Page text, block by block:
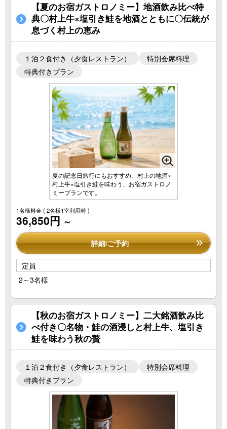
【夏のお宿ガストロノミー】地酒飲み比べ特
典〇村上牛×塩引き鮭を地酒とともに〇伝統が
息づく村上の恵み
１泊２食付き（夕食レストラン）
特別会席料理
特典付きプラン
夏の記念日旅行にもおすすめ。村上の地酒×
村上牛×塩引き鮭を味わう、お宿ガストロノ
ミープランです。
1名様料金( 2名様1室利用時 )
36,850円 ～
詳細/ご予約
定員
2～3名様
【秋のお宿ガストロノミー】二大銘酒飲み比
べ付き〇名物・鮭の酒浸しと村上牛、塩引き
鮭を味わう秋の贅
１泊２食付き（夕食レストラン）
特別会席料理
特典付きプラン